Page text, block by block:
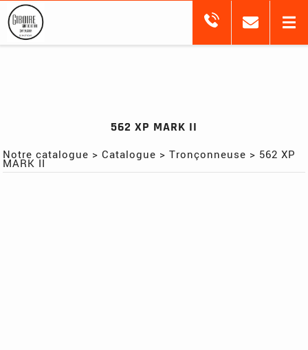
562 XP MARK II
Notre catalogue >Catalogue >Tronçonneuse > 562 XP
MARK II